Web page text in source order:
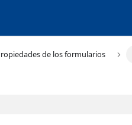
de los formularios